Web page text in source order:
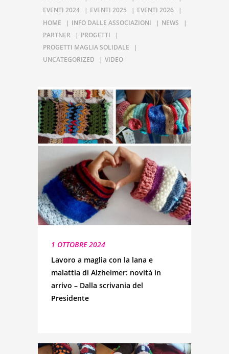
EVENTI 2024
EVENTI 2025
EVENTI 2026
HOME
INFO DALLE ASSOCIAZIONI
NEWS
PARTNER
PROGETTI
PROGETTI MAGLIA SOLIDALE
UNCATEGORIZED
VIDEO
1 OTTOBRE 2024
Lavoro a maglia con la lana e
malattia di Alzheimer: novità in
arrivo – Dalla scrivania del
Presidente